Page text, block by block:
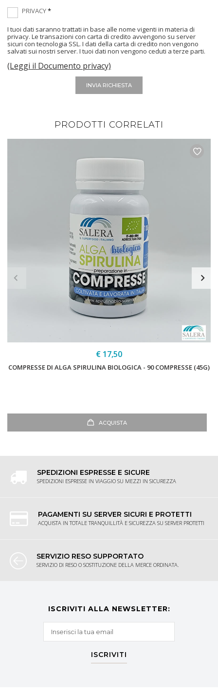
PRIVACY*
I tuoi dati saranno trattati in base alle nome vigenti in materia di
privacy. Le transazioni con carta di credito avvengono su server
sicuri con tecnologia SSL. I dati della carta di credito non vengono
salvati sui nostri server. I tuoi dati non vengono ceduti a terze parti.
(Leggi il Documento privacy)
INVIA RICHIESTA
PRODOTTI CORRELATI
COMPRESSE DI ALGA SPIRULINA BIOLOGICA - 90 COMPRESSE (45G)
€ 17,50
ACQUISTA
SPEDIZIONI ESPRESSE E SICURE
SPEDIZIONI ESPRESSE IN VIAGGIO SU MEZZI IN SICUREZZA
PAGAMENTI SU SERVER SICURI E PROTETTI
ACQUISTA IN TOTALE TRANQUILLITÀ E SICUREZZA SU SERVER PROTETTI
SERVIZIO RESO SUPPORTATO
SERVIZIO DI RESO O SOSTITUZIONE DELLA MERCE ORDINATA.
ISCRIVITI ALLA NEWSLETTER:
ISCRIVITI